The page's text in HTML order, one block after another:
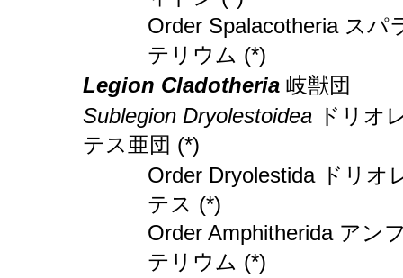
Order Spalacotheria スパ
テリウム (*)
Legion Cladotheria 岐獣団
Sublegion Dryolestoidea ドリオ
テス亜団 (*)
Order Dryolestida ドリオ
テス (*)
Order Amphitherida アン
テリウム (*)